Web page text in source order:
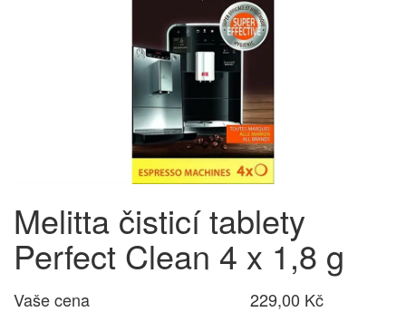
Melitta čisticí tablety
Perfect Clean 4 x 1,8 g
Vaše cena
229,00 Kč